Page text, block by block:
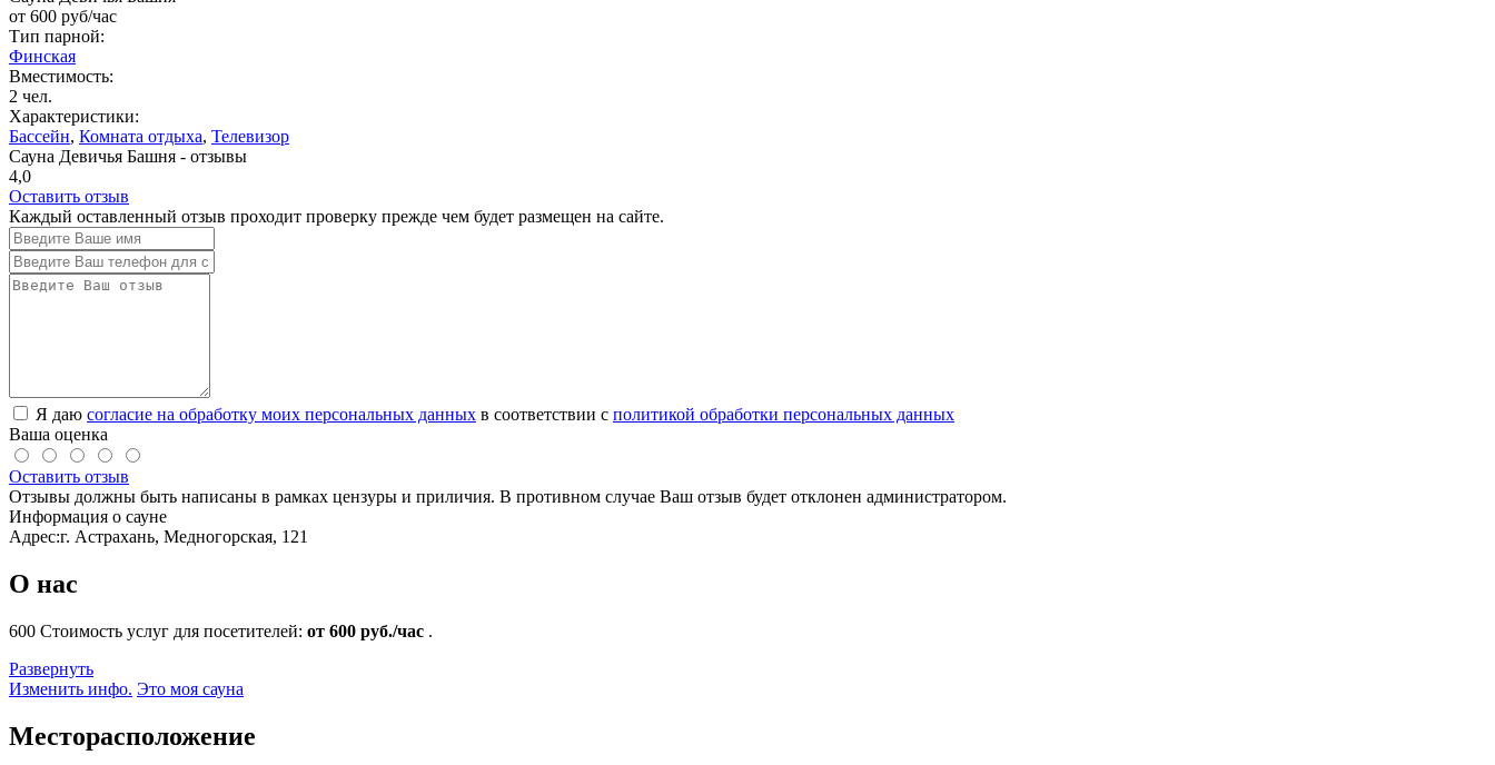
от 600 руб/час
Тип парной:
Финская
Вместимость:
2 чел.
Характеристики:
Бассейн, Комната отдыха, Телевизор
Сауна Девичья Башня - отзывы
4,0
Оставить отзыв
Каждый оставленный отзыв проходит проверку прежде чем будет размещен на сайте.
Я даю согласие на обработку моих персональных данных в соответствии с политикой обработки персональных данных
Ваша оценка
Оставить отзыв
Отзывы должны быть написаны в рамках цензуры и приличия. В противном случае Ваш отзыв будет отклонен администратором.
Информация о сауне
Адрес:г. Астрахань, Медногорская, 121
О нас
600 Стоимость услуг для посетителей: от 600 руб./час .
Развернуть
Изменить инфо. Это моя сауна
Месторасположение